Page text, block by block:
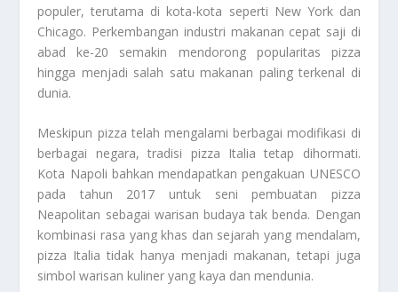
populer, terutama di kota-kota seperti New York dan
Chicago. Perkembangan industri makanan cepat saji di
abad ke-20 semakin mendorong popularitas pizza
hingga menjadi salah satu makanan paling terkenal di
dunia.
Meskipun pizza telah mengalami berbagai modifikasi di
berbagai negara, tradisi pizza Italia tetap dihormati.
Kota Napoli bahkan mendapatkan pengakuan UNESCO
pada tahun 2017 untuk seni pembuatan pizza
Neapolitan sebagai warisan budaya tak benda. Dengan
kombinasi rasa yang khas dan sejarah yang mendalam,
pizza Italia tidak hanya menjadi makanan, tetapi juga
simbol warisan kuliner yang kaya dan mendunia.